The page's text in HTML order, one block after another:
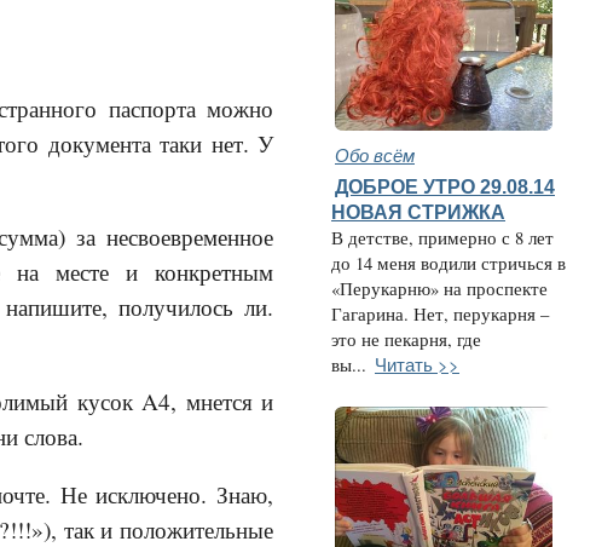
паспорта можно
документа таки нет. У
за несвоевременное
на месте и конкретным
получилось ли.
кусок A4, мнется и
слова.
Не исключено. Знаю,
так и положительные
Обо всём
ДОБРОЕ УТРО 29.08.14
НОВАЯ СТРИЖКА
В детстве, примерно с 8 лет
до 14 меня водили стричься в
«Перукарню» на проспекте
Гагарина. Нет, перукарня –
это не пекарня, где
вы... Читать >>